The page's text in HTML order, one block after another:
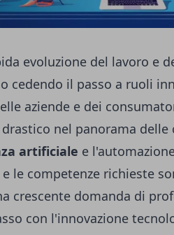
evoluzione del lavoro e
cedendo il passo a ruoli
aziende e dei
nel panorama delle
artificiale e
e le competenze richieste
crescente domanda di
con l'innovazione